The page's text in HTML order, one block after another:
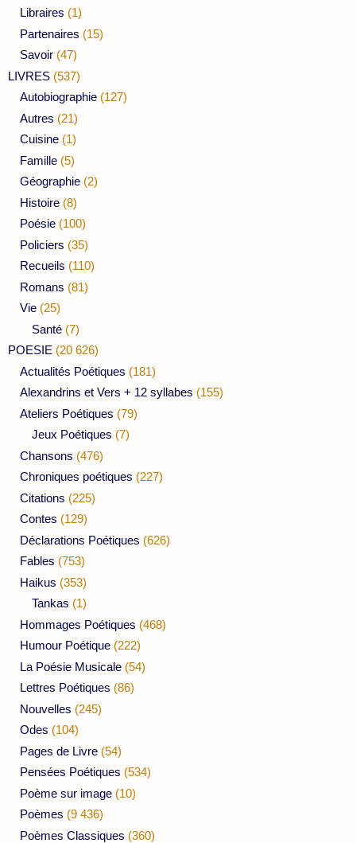
Libraires (1)
Partenaires (15)
Savoir (47)
LIVRES (537)
Autobiographie (127)
Autres (21)
Cuisine (1)
Famille (5)
Géographie (2)
Histoire (8)
Poésie (100)
Policiers (35)
Recueils (110)
Romans (81)
Vie (25)
Santé (7)
POESIE (20 626)
Actualités Poétiques (181)
Alexandrins et Vers + 12 syllabes (155)
Ateliers Poétiques (79)
Jeux Poétiques (7)
Chansons (476)
Chroniques poétiques (227)
Citations (225)
Contes (129)
Déclarations Poétiques (626)
Fables (753)
Haikus (353)
Tankas (1)
Hommages Poétiques (468)
Humour Poétique (222)
La Poésie Musicale (54)
Lettres Poétiques (86)
Nouvelles (245)
Odes (104)
Pages de Livre (54)
Pensées Poétiques (534)
Poème sur image (10)
Poèmes (9 436)
Poèmes Classiques (360)